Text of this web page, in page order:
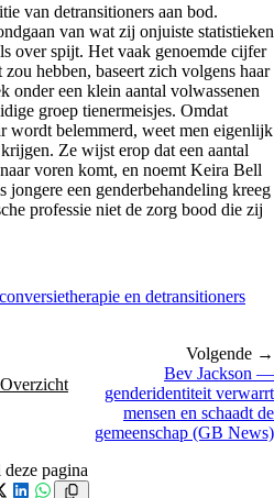
van detransitioners aan bod.
van wat zij onjuiste statistieken
over spijt. Het vaak genoemde cijfer
hebben, baseert zich volgens haar
onder een klein aantal volwassenen
groep tienermeisjes. Omdat
wordt belemmerd, weet men eigenlijk
Ze wijst erop dat een aantal
voren komt, en noemt Keira Bell
jongere een genderbehandeling kreeg
professie niet de zorg bood die zij
en detransitioners
Volgende →
Bev Jackson —
genderidentiteit verwarrt
mensen en schaadt de
gemeenschap (GB News)
deze pagina